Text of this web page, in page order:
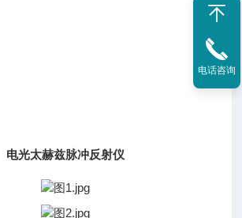
电光太赫兹脉冲反射仪
电话咨询